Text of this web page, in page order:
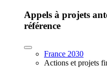
Appels à projets
référence
France 2030
Actions et projets